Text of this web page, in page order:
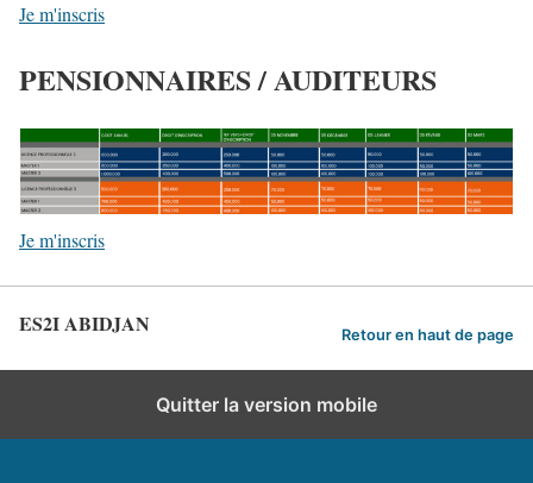
Je m'inscris
PENSIONNAIRES / AUDITEURS
Je m'inscris
ES2I ABIDJAN Retour en haut de page
Quitter la version mobile